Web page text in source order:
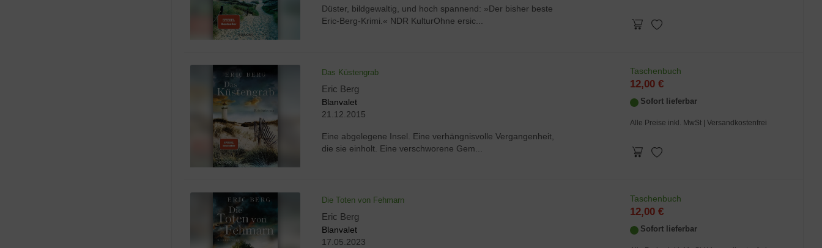
Düster, bildgewaltig, und hoch spannend: »Der bisher beste
Eric-Berg-Krimi.« NDR KulturOhne ersic...
Das Küstengrab
Eric Berg
Blanvalet
21.12.2015
Eine abgelegene Insel. Eine verhängnisvolle Vergangenheit,
die sie einholt. Eine verschworene Gem...
Taschenbuch
12,00 €
Sofort lieferbar
Alle Preise inkl. MwSt | Versandkostenfrei
Die Toten von Fehmarn
Eric Berg
Blanvalet
17.05.2023
Taschenbuch
12,00 €
Sofort lieferbar